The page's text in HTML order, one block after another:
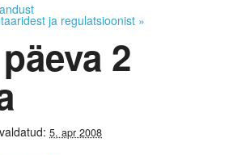
ja regulatsioonist »
2
5. apr 2008